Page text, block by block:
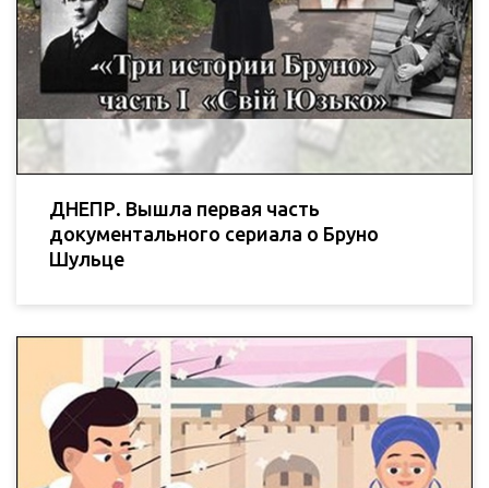
ДНЕПР. Вышла первая часть
документального сериала о Бруно
Шульце